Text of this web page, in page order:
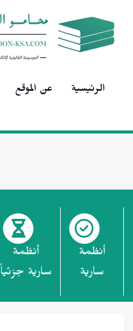
الرئيسية عن الموقع
أنظمة
سارية
أنظمة
سارية جزئياً